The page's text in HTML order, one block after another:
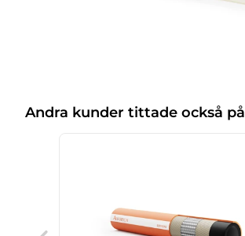
Andra kunder tittade också på